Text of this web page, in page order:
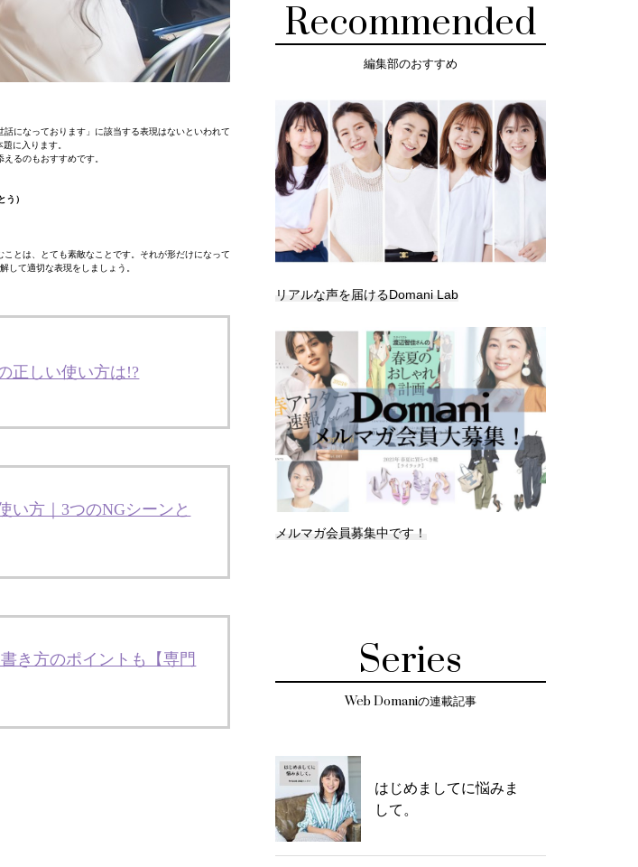
になっております」に該当する表現はないといわれて
に入ります。
るのもおすすめです。
う）
とは、とても素敵なことです。それが形だけになって
して適切な表現をしましょう。
正しい使い方は!?
い方｜3つのNGシーンと
き方のポイントも【専門
Recommended
編集部のおすすめ
リアルな声を届けるDomani Lab
メルマガ会員募集中です！
Series
Web Domaniの連載記事
はじめましてに悩みま
して。